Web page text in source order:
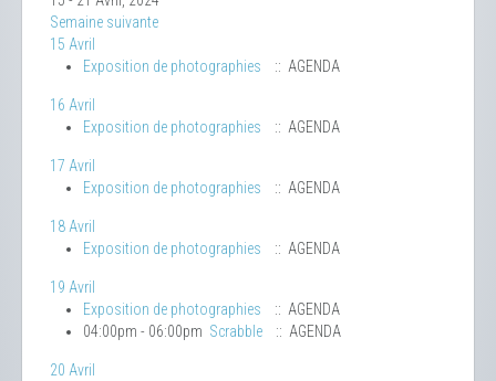
Semaine suivante
15 Avril
Exposition de photographies
:: AGENDA
16 Avril
Exposition de photographies
:: AGENDA
17 Avril
Exposition de photographies
:: AGENDA
18 Avril
Exposition de photographies
:: AGENDA
19 Avril
Exposition de photographies
:: AGENDA
04:00pm - 06:00pm Scrabble :: AGENDA
20 Avril